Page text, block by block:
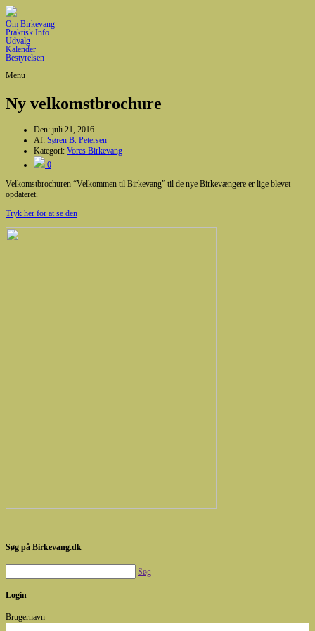
Om Birkevang
Praktisk Info
Udvalg
Kalender
Bestyrelsen
Menu
Ny velkomstbrochure
Den: juli 21, 2016
Af: Søren B. Petersen
Kategori: Vores Birkevang
0
Velkomstbrochuren “Velkommen til Birkevang” til de nye Birkevængere er lige blevet
opdateret.
Tryk her for at se den
Søg på Birkevang.dk
Søg
Login
Brugernavn